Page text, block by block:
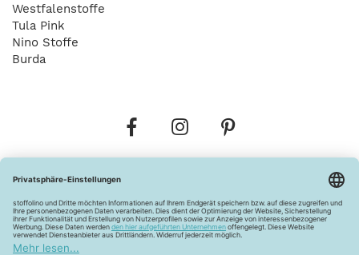
Westfalenstoffe
Tula Pink
Nino Stoffe
Burda
Widerrufsbelehrung Vertrag widerrufen